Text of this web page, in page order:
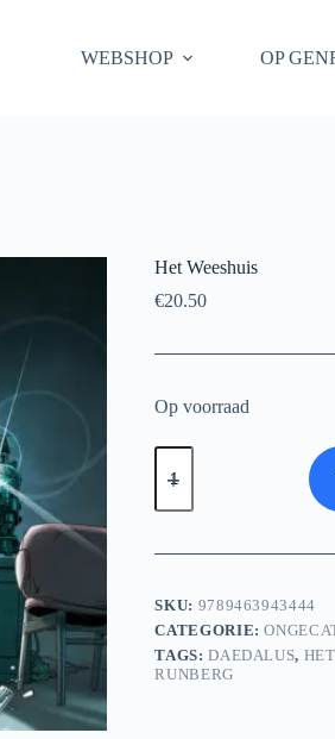
WEBSHOP OP
Het Weeshuis
€20.50
Op voorraad
Het
Weeshuis
SKU: 9789463943444
CATEGORIE:
TAGS:DAEDALUS,
RUNBERG